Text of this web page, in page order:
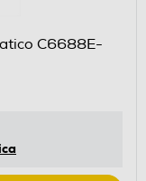
C6688E-